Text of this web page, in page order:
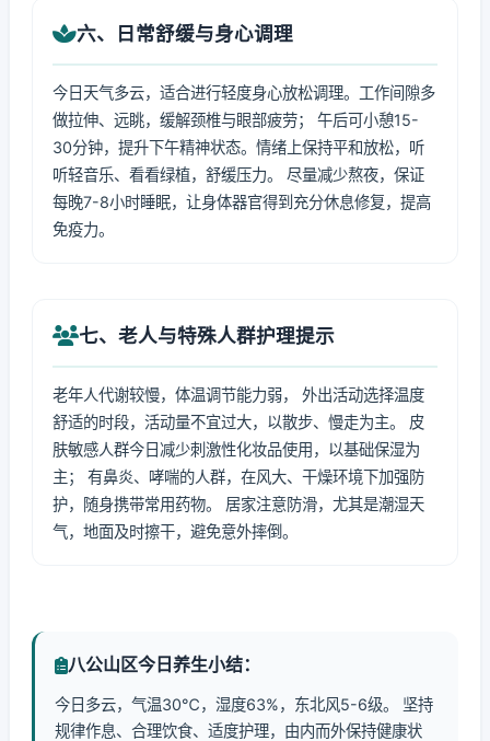
六、日常舒缓与身心调理
今日天气多云，适合进行轻度身心放松调理。工作间隙多
做拉伸、远眺，缓解颈椎与眼部疲劳； 午后可小憩15-
30分钟，提升下午精神状态。情绪上保持平和放松，听
听轻音乐、看看绿植，舒缓压力。 尽量减少熬夜，保证
每晚7-8小时睡眠，让身体器官得到充分休息修复，提高
免疫力。
七、老人与特殊人群护理提示
老年人代谢较慢，体温调节能力弱， 外出活动选择温度
舒适的时段，活动量不宜过大，以散步、慢走为主。 皮
肤敏感人群今日减少刺激性化妆品使用，以基础保湿为
主； 有鼻炎、哮喘的人群，在风大、干燥环境下加强防
护，随身携带常用药物。 居家注意防滑，尤其是潮湿天
气，地面及时擦干，避免意外摔倒。
八公山区今日养生小结：
今日多云，气温30℃，湿度63%，东北风5-6级。 坚持
规律作息、合理饮食、适度护理，由内而外保持健康状